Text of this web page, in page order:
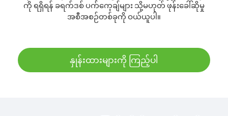
ကို ရရှိရန် ခရက်ဒစ် ပက်ကေ့ချ်များ သို့မဟုတ် ဖုန်းခေါ်ဆိုမှု
အစီအစဉ်တစ်ခုကို ဝယ်ယူပါ။
နှုန်းထားများကို ကြည့်ပါ